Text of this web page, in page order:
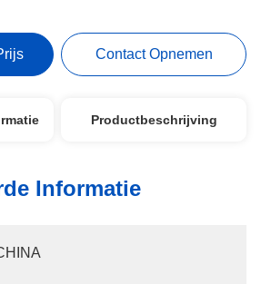
Contact Opnemen
Productbeschrijving
Informatie